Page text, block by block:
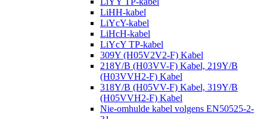
LiHH-kabel
LiYcY-kabel
LiHcH-kabel
LiYcY TP-kabel
309Y (H05V2V2-F) Kabel
218Y/B (H03VV-F) Kabel, 219Y/B
(H03VVH2-F) Kabel
318Y/B (H05VV-F) Kabel, 319Y/B
(H05VVH2-F) Kabel
Nie-omhulde kabel volgens EN50525-2-